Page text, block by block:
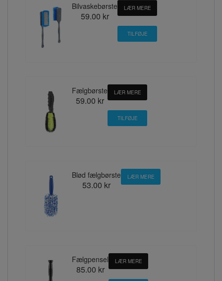
Bilvaskebørste
59.00 kr
LÆR MERE
Fælgbørste
59.00 kr
LÆR MERE
Blød fælgbørste
53.00 kr
LÆR MERE
Fælgpensel
85.00 kr
LÆR MERE